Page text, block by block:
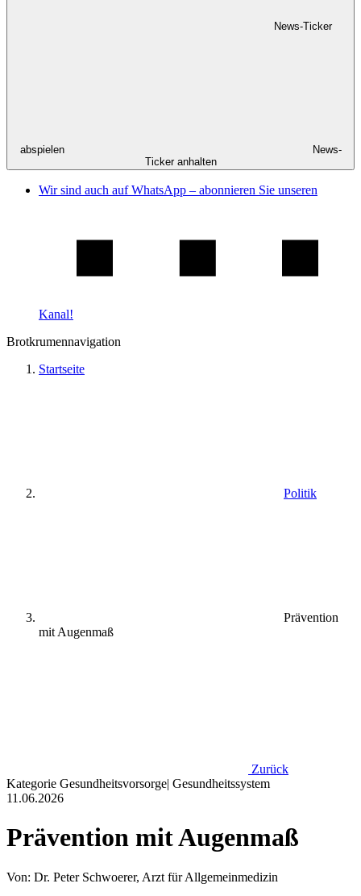
News-Ticker
abspielen
News-
Ticker anhalten
Wir sind auch auf WhatsApp – abonnieren Sie unseren
Kanal!
Brotkrumennavigation
Startseite
Politik
Prävention
mit Augenmaß
Zurück
Kategorie Gesundheitsvorsorge| Gesundheitssystem
11.06.2026
Prävention mit Augenmaß
Von: Dr. Peter Schwoerer, Arzt für Allgemeinmedizin